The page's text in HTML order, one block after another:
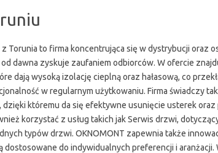
z Torunia to firma koncentrująca się w dystrybucji oraz
dawna zyskuje zaufaniem odbiorców. W ofercie
dają wysoką izolację cieplną oraz hałasową, co
w regularnym użytkowaniu. Firma świadczy
dzięki któremu da się efektywne usunięcie usterek oraz
korzystać z usług takich jak Serwis drzwi,
typów drzwi. OKNOMONT zapewnia także
do indywidualnych preferencji i aranżacji.